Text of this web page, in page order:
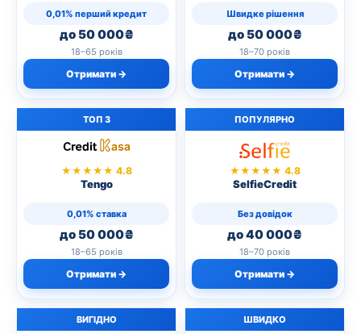
0,01% перший кредит
до 50 000₴
18–65 років
Отримати →
Швидке рішення
до 50 000₴
18–70 років
Отримати →
ТОП 3
★★★★★ 4.8
Tengo
0,01% ставка
до 50 000₴
18–65 років
Отримати →
ПОПУЛЯРНО
★★★★★ 4.8
SelfieCredit
Без довідок
до 40 000₴
18–70 років
Отримати →
ВИГІДНО ШВИДКО